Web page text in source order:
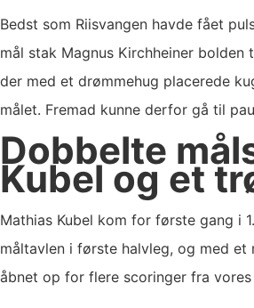
Bedst som Riisvangen havde fået
mål stak Magnus Kirchheiner bolden
der med et drømmehug placerede
målet. Fremad kunne derfor gå til
Dobbelte
Kubel og et
Mathias Kubel kom for første gang i
måltavlen i første halvleg, og med et
åbnet op for flere scoringer fra vores